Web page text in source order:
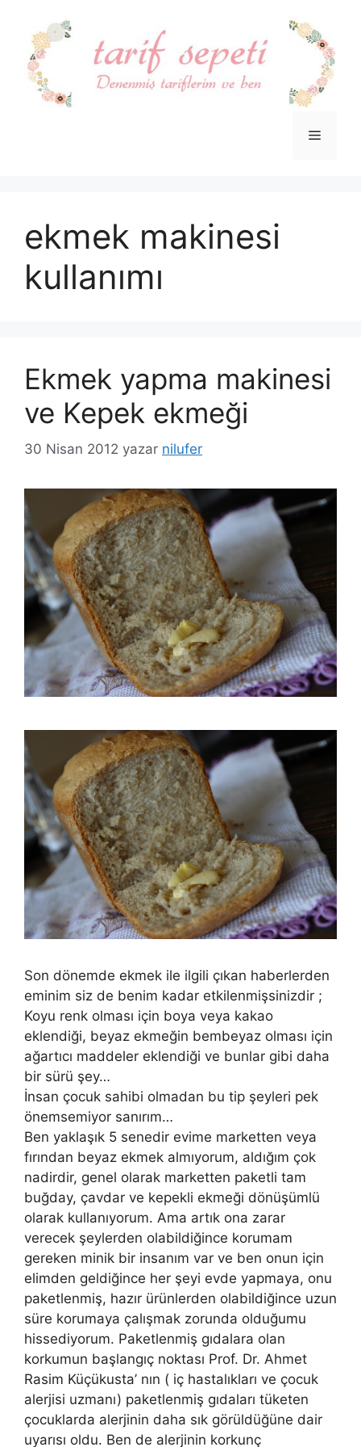
Menü
ekmek makinesi
kullanımı
Ekmek yapma makinesi
ve Kepek ekmeği
30 Nisan 2012 yazar nilufer
Son dönemde ekmek ile ilgili çıkan haberlerden
eminim siz de benim kadar etkilenmişsinizdir ;
Koyu renk olması için boya veya kakao
eklendiği, beyaz ekmeğin bembeyaz olması için
ağartıcı maddeler eklendiği ve bunlar gibi daha
bir sürü şey…
İnsan çocuk sahibi olmadan bu tip şeyleri pek
önemsemiyor sanırım…
Ben yaklaşık 5 senedir evime marketten veya
fırından beyaz ekmek almıyorum, aldığım çok
nadirdir, genel olarak marketten paketli tam
buğday, çavdar ve kepekli ekmeği dönüşümlü
olarak kullanıyorum. Ama artık ona zarar
verecek şeylerden olabildiğince korumam
gereken minik bir insanım var ve ben onun için
elimden geldiğince her şeyi evde yapmaya, onu
paketlenmiş, hazır ürünlerden olabildiğince uzun
süre korumaya çalışmak zorunda olduğumu
hissediyorum. Paketlenmiş gıdalara olan
korkumun başlangıç noktası Prof. Dr. Ahmet
Rasim Küçükusta’ nın ( iç hastalıkları ve çocuk
alerjisi uzmanı) paketlenmiş gıdaları tüketen
çocuklarda alerjinin daha sık görüldüğüne dair
uyarısı oldu. Ben de alerjinin korkunç